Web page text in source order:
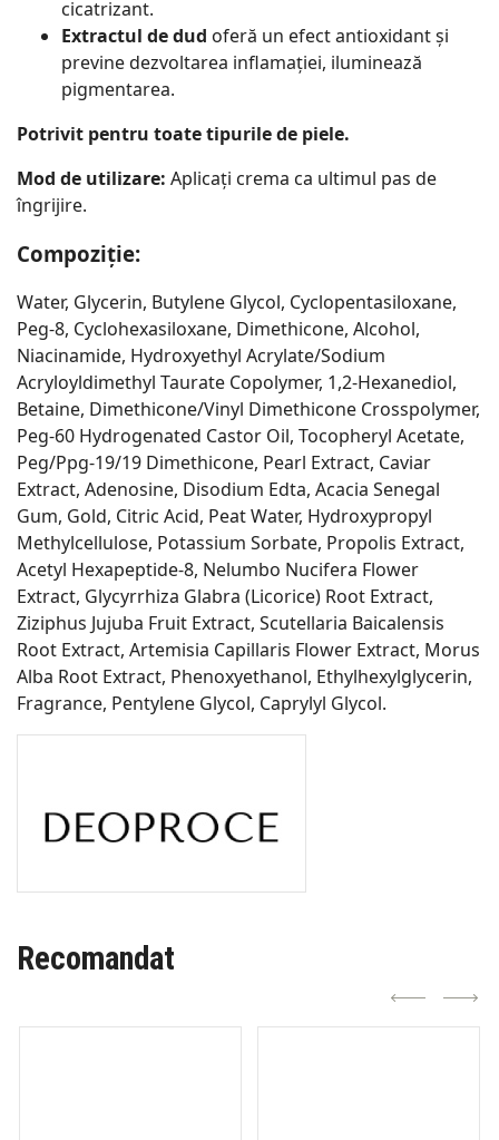
cicatrizant.
Extractul de dud oferă un efect antioxidant și
previne dezvoltarea inflamației, iluminează
pigmentarea.
Potrivit pentru toate tipurile de piele.
Mod de utilizare: Aplicați crema ca ultimul pas de
îngrijire.
Compoziție:
Water, Glycerin, Butylene Glycol, Cyclopentasiloxane,
Peg-8, Cyclohexasiloxane, Dimethicone, Alcohol,
Niacinamide, Hydroxyethyl Acrylate/Sodium
Acryloyldimethyl Taurate Copolymer, 1,2-Hexanediol,
Betaine, Dimethicone/Vinyl Dimethicone Crosspolymer,
Peg-60 Hydrogenated Castor Oil, Tocopheryl Acetate,
Peg/Ppg-19/19 Dimethicone, Pearl Extract, Caviar
Extract, Adenosine, Disodium Edta, Acacia Senegal
Gum, Gold, Citric Acid, Peat Water, Hydroxypropyl
Methylcellulose, Potassium Sorbate, Propolis Extract,
Acetyl Hexapeptide-8, Nelumbo Nucifera Flower
Extract, Glycyrrhiza Glabra (Licorice) Root Extract,
Ziziphus Jujuba Fruit Extract, Scutellaria Baicalensis
Root Extract, Artemisia Capillaris Flower Extract, Morus
Alba Root Extract, Phenoxyethanol, Ethylhexylglycerin,
Fragrance, Pentylene Glycol, Caprylyl Glycol.
Recomandat